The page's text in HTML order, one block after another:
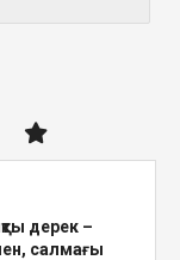
дерек –
салмағы